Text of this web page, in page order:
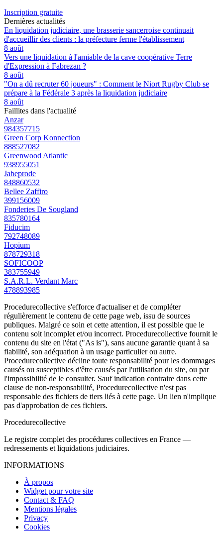
Inscription gratuite
Dernières actualités
En liquidation judiciaire, une brasserie sancerroise continuait
d'accueillir des clients : la préfecture ferme l'établissement
8 août
Vers une liquidation à l'amiable de la cave coopérative Terre
d'Expression à Fabrezan ?
8 août
"On a dû recruter 60 joueurs" : Comment le Niort Rugby Club se
prépare à la Fédérale 3 après la liquidation judiciaire
8 août
Faillites dans l'actualité
Anzar
984357715
Green Corp Konnection
888527082
Greenwood Atlantic
938955051
Jabeprode
848860532
Bellee Zaffiro
399156009
Fonderies De Sougland
835780164
Fiducim
792748089
Hopium
878729318
SOFICOOP
383755949
S.A.R.L. Verdant Marc
478893985
Procedurecollective s'efforce d'actualiser et de compléter
régulièrement le contenu de cette page web, issu de sources
publiques. Malgré ce soin et cette attention, il est possible que le
contenu soit incomplet et/ou incorrect. Procedurecollective fournit le
contenu du site en l'état ("As is"), sans aucune garantie quant à sa
fiabilité, son adéquation à un usage particulier ou autre.
Procedurecollective décline toute responsabilité pour les dommages
causés ou susceptibles d'être causés par l'utilisation du site, ou par
l'impossibilité de le consulter. Sauf indication contraire dans cette
clause de non-responsabilité, Procedurecollective n'est pas
responsable des fichiers de tiers liés à cette page. Un lien n'implique
pas d'approbation de ces fichiers.
Procedurecollective
Le registre complet des procédures collectives en France —
redressements et liquidations judiciaires.
INFORMATIONS
À propos
Widget pour votre site
Contact & FAQ
Mentions légales
Privacy
Cookies